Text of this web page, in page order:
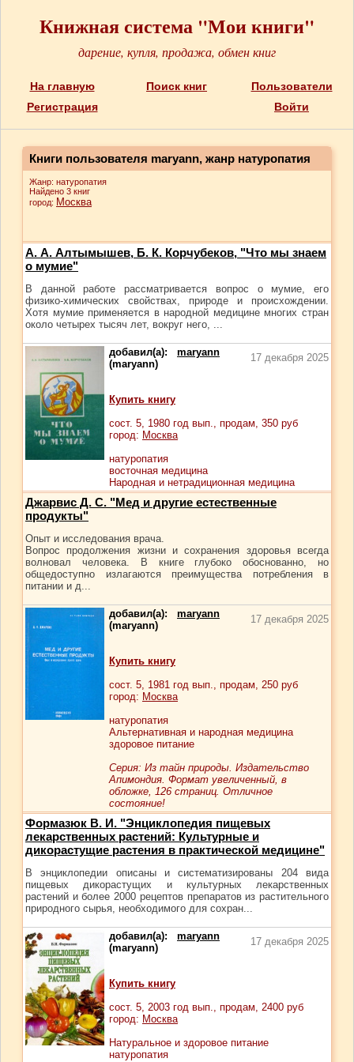
Книжная система "Мои книги"
дарение, купля, продажа, обмен книг
На главную Поиск книг
Пользователи
Регистрация
Войти
Книги пользователя maryann, жанр натуропатия
Жанр: натуропатия
Найдено 3 книг
город: Москва
А. А. Алтымышев, Б. К. Корчубеков, "Что мы знаем
о мумие"
В данной работе рассматривается вопрос о мумие, его
физико-химических свойствах, природе и происхождении.
Хотя мумие применяется в народной медицине многих стран
около четырех тысяч лет, вокруг него, ...
добавил(а): maryann
(maryann)
17 декабря 2025
Купить книгу
сост. 5, 1980 год вып., продам, 350 руб
город: Москва
натуропатия
восточная медицина
Народная и нетрадиционная медицина
Джарвис Д. С. "Мед и другие естественные
продукты"
Опыт и исследования врача.
Вопрос продолжения жизни и сохранения здоровья всегда
волновал человека. В книге глубоко обоснованно, но
общедоступно излагаются преимущества потребления в
питании и д...
добавил(а): maryann
(maryann)
17 декабря 2025
Купить книгу
сост. 5, 1981 год вып., продам, 250 руб
город: Москва
натуропатия
Альтернативная и народная медицина
здоровое питание
Серия: Из тайн природы. Издательство
Апимондия. Формат увеличенный, в
обложке, 126 страниц. Отличное
состояние!
Формазюк В. И. "Энциклопедия пищевых
лекарственных растений: Культурные и
дикорастущие растения в практической медицине"
В энциклопедии описаны и систематизированы 204 вида
пищевых дикорастущих и культурных лекарственных
растений и более 2000 рецептов препаратов из растительного
природного сырья, необходимого для сохран...
добавил(а): maryann
(maryann)
17 декабря 2025
Купить книгу
сост. 5, 2003 год вып., продам, 2400 руб
город: Москва
Натуральное и здоровое питание
натуропатия